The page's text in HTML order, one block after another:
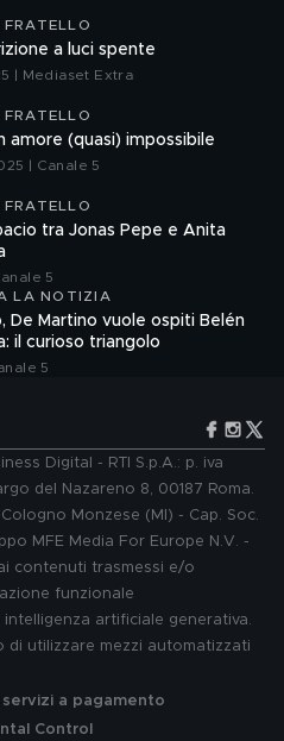
FRATELLO
a luci spente
| Mediaset Extra
FRATELLO
amore (quasi) impossibile
| Canale 5
FRATELLO
tra Jonas Pepe e Anita
5
LA NOTIZIA
Martino vuole ospiti Belén
il curioso triangolo
5
Digital - RTI S.p.A.: p. iva
del Nazareno 8, 00187 Roma.
Monzese (MI) - Cap. Soc.
MFE Media For Europe N.V. -
contenuti trasmessi e/o
funzionale
artificiale generativa.
utilizzare mezzi automatizzati
servizi a pagamento
Control